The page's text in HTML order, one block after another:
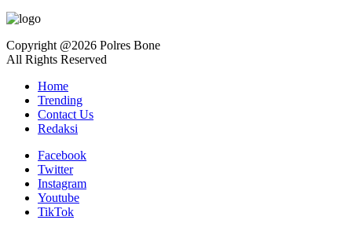
Copyright @2026 Polres Bone
All Rights Reserved
Home
Trending
Contact Us
Redaksi
Facebook
Twitter
Instagram
Youtube
TikTok